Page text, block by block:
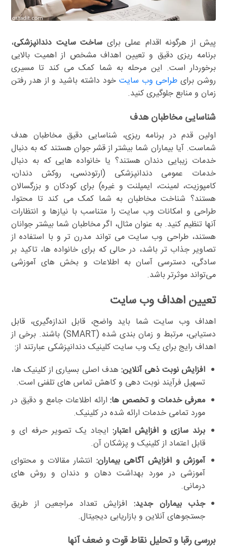
پیش از هرگونه اقدام عملی برای ساخت سایت دندانپزشکی،
برنامه ریزی دقیق و تعیین اهداف مشخص از اهمیت بالایی
برخوردار است. این مرحله به شما کمک می کند تا مسیری
روشن برای طراحی وب سایت خود داشته باشید و از هدر رفتن
زمان و منابع جلوگیری کنید.
شناسایی مخاطبان هدف
اولین قدم در برنامه ریزی، شناسایی دقیق مخاطبان هدف
شماست. آیا بیماران شما بیشتر از قشر جوان هستند که به دنبال
خدمات زیبایی دندان هستند؟ یا خانواده هایی که به دنبال
خدمات عمومی دندانپزشکی (ارتودنسی، روکش دندان،
کامپوزیت، لمینت، ایمپلنت و غیره) برای کودکان و بزرگسالان
هستند؟ شناخت مخاطبان به شما کمک می کند تا محتوا،
طراحی و امکانات وب سایت را متناسب با نیازها و انتظارات
آنها تنظیم کنید. به عنوان مثال، اگر مخاطبان شما بیشتر جوانان
هستند، طراحی وب سایت می تواند مدرن تر و با استفاده از
تصاویر جذاب تر باشد، در حالی که برای خانواده ها، تاکید بر
سادگی، دسترسی آسان به اطلاعات و بخش های آموزشی
می‌تواند موثرتر باشد.
تعیین اهداف وب سایت
اهداف وب سایت شما باید واضح، قابل اندازه‌گیری، قابل
دستیابی، مرتبط و زمان بندی شده (SMART) باشند. برخی از
اهداف رایج برای یک وب سایت کلینیک دندانپزشکی عبارتند از:
افزایش نوبت ذهی آنلاین: هدف اصلی بسیاری از کلینیک ها،
تسهیل فرآیند نوبت دهی و کاهش تماس های تلفنی است.
معرفی خدمات و تخصص ها:ارائه اطلاعات جامع و دقیق در
مورد تمامی خدمات ارائه شده در کلینیک.
برند سازی و افزایش اعتبار:ایجاد یک تصویر حرفه ای و
قابل اعتماد از کلینیک و پزشکان آن.
آموزش و افزایش آگاهی بیماران: انتشار مقالات و محتوای
آموزشی در مورد بهداشت دهان و دندان و روش های
درمانی.
جذب بیماران جدید:افزایش تعداد مراجعین از طریق
جستجوهای آنلاین و بازاریابی دیجیتال.
بررسی رقبا و تحلیل نقاط قوت و ضعف آنها